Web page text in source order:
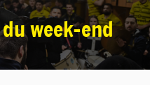
week-end